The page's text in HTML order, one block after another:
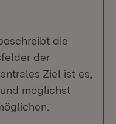
die
der
Ziel ist es,
möglichst